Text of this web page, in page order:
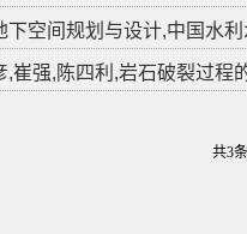
下空间规划与设计,中国水
,崔强,陈四利,岩石破裂过程
共3